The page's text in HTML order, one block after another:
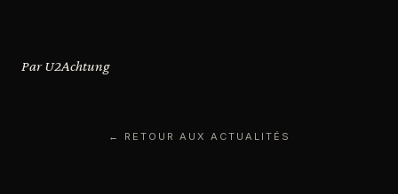
Par U2Achtung
← RETOUR AUX ACTUALITÉS